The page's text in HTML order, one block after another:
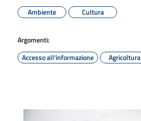
Ambiente
Cultura
Argomenti:
Accesso all'informazione
Agricoltura